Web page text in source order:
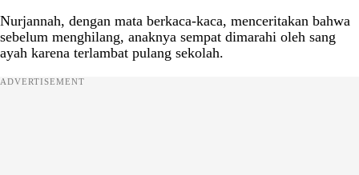
Nurjannah, dengan mata berkaca-kaca, menceritakan bahwa
sebelum menghilang, anaknya sempat dimarahi oleh sang
ayah karena terlambat pulang sekolah.
ADVERTISEMENT